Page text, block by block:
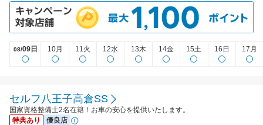
08/09日 10月 11火 12水 13木 14金 15土 16日 17月
セルフ八王子高倉SS
国家資格整備士2名在籍！お車の安心を提供いたします。
特典あり
優良店